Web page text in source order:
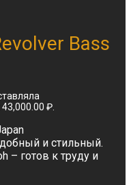
Bass
₽.
и стильный.
– готов к труду и